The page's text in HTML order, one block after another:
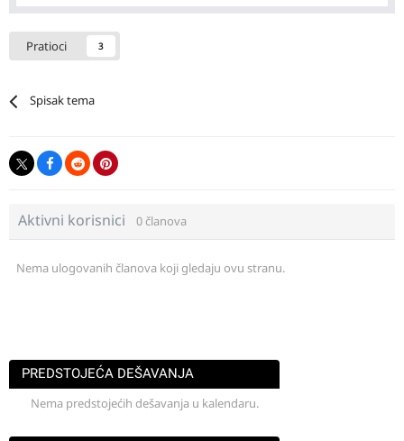
Pratioci 3
Spisak tema
Aktivni korisnici 0 članova
Nema ulogovanih članova koji gledaju ovu stranu.
PREDSTOJEĆA DEŠAVANJA
Nema predstojećih dešavanja u kalendaru.